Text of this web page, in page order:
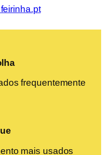
frequentemente
mais usados